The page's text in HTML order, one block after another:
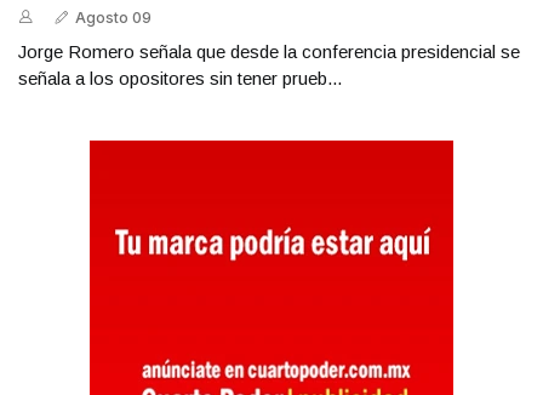
Agosto 09
Jorge Romero señala que desde la conferencia presidencial se
señala a los opositores sin tener prueb...